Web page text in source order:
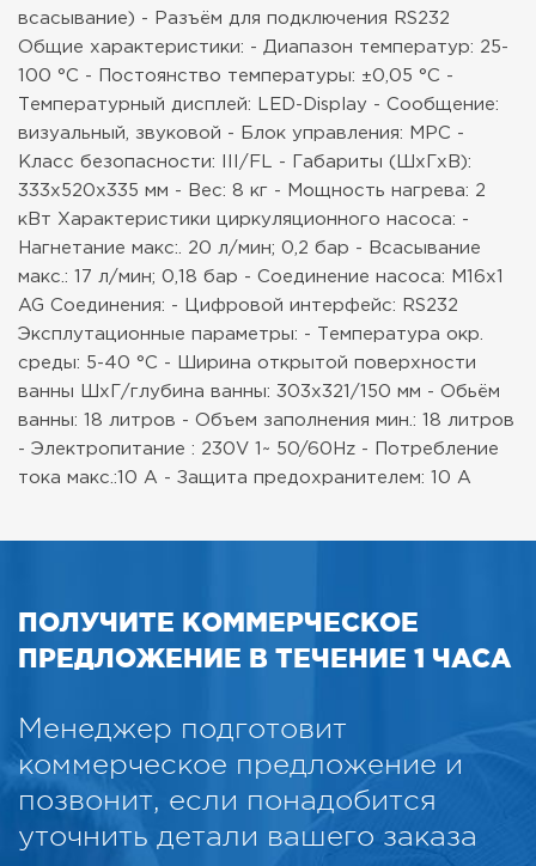
всасывание) - Разъём для подключения RS232
Общие характеристики: - Диапазон температур: 25-
100 °C - Постоянство температуры: ±0,05 °C -
Температурный дисплей: LED-Display - Сообщение:
визуальный, звуковой - Блок управления: MPC -
Класс безопасности: III/FL - Габариты (ШхГхВ):
333x520x335 мм - Вес: 8 кг - Мощность нагрева: 2
кВт Характеристики циркуляционного насоса: -
Нагнетание макс:. 20 л/мин; 0,2 бар - Всасывание
макс.: 17 л/мин; 0,18 бар - Соединение насоса: M16x1
AG Соединения: - Цифровой интерфейс: RS232
Эксплутационные параметры: - Температура окр.
среды: 5-40 °C - Ширина открытой поверхности
ванны ШхГ/глубина ванны: 303x321/150 мм - Обьём
ванны: 18 литров - Объем заполнения мин.: 18 литров
- Электропитание : 230V 1~ 50/60Hz - Потребление
тока макс.:10 A - Защита предохранителем: 10 A
ПОЛУЧИТЕ КОММЕРЧЕСКОЕ
ПРЕДЛОЖЕНИЕ В ТЕЧЕНИЕ 1 ЧАСА
Менеджер подготовит
коммерческое предложение и
позвонит, если понадобится
уточнить детали вашего заказа